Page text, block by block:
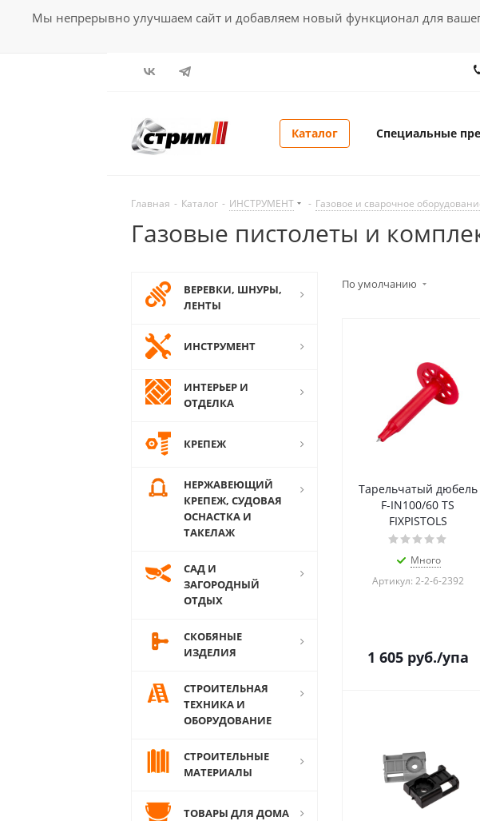
Мы непрерывно улучшаем сайт и добавляем новый функционал для
Каталог Специальные
Главная - Каталог - ИНСТРУМЕНТ - Газовое и сварочное
Газовые пистолеты и
По умолчанию
Тарельчатый дюбель
F-IN100/60 TS
FIXPISTOLS
Много
Артикул: 2-2-6-2392
1 605руб./упа
ВЕРЕВКИ, ШНУРЫ,
ЛЕНТЫ
ИНСТРУМЕНТ
ИНТЕРЬЕР И
ОТДЕЛКА
КРЕПЕЖ
НЕРЖАВЕЮЩИЙ
КРЕПЕЖ, СУДОВАЯ
ОСНАСТКА И
ТАКЕЛАЖ
САД И
ЗАГОРОДНЫЙ
ОТДЫХ
СКОБЯНЫЕ
ИЗДЕЛИЯ
СТРОИТЕЛЬНАЯ
ТЕХНИКА И
ОБОРУДОВАНИЕ
СТРОИТЕЛЬНЫЕ
МАТЕРИАЛЫ
ТОВАРЫ ДЛЯ ДОМА